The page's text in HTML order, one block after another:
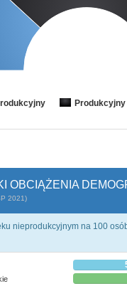
Produkcyjny
OBCIĄŻENIA
2021)
nieprodukcyjnym na 100